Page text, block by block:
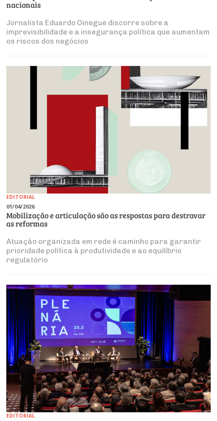
nacionais
Jornalista Eduardo Oinegue discorre sobre a
imprevisibilidade e a insegurança política que aumentam
os riscos dos negócios
EDITORIAL
01/04/2026
Mobilização e articulação são as respostas para destravar
as reformas
Atuação organizada em rede é caminho para garantir
prioridade política à produtividade e ao equilíbrio
regulatório
EDITORIAL